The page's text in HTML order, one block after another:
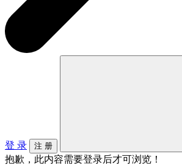
登 录 注 册
抱歉，此内容需要登录后才可浏览！